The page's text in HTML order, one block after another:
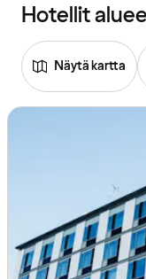
Hotellit
Näytä kartta
Tutustu